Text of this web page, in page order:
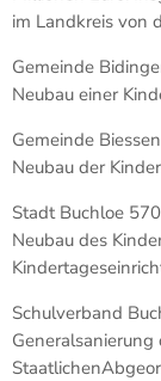
im Landkreis von
Gemeinde
Neubau einer
Gemeinde
Neubau der
Stadt Buchloe
Neubau des
Schulverband